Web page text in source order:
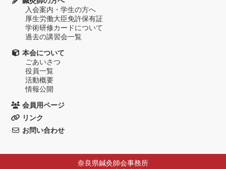
入会案内・学生の方へ
厚生労働大臣免許保有証
学術研修カードについて
過去の講習会一覧
本会について
ごあいさつ
役員一覧
活動概要
情報公開
会員用ページ
リンク
お問い合わせ
奈良県鍼灸師会事務所